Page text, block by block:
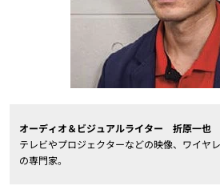
オーディオ＆ビジュアルライター 折原一也
テレビやプロジェクターなどの映像、ワイヤ
の専門家。